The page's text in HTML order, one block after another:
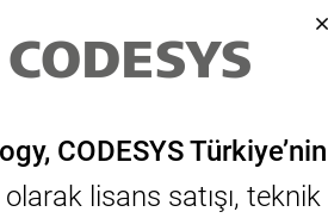
CODESYS Türkiye’nin
olarak lisans satışı, teknik